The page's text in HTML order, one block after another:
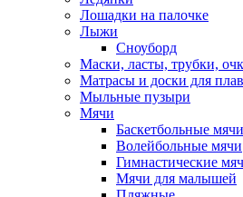
Лошадки на палочке
Лыжи
Сноуборд
Маски, ласты, трубки,
Матрасы и доски для
Мыльные пузыри
Мячи
Баскетбольные мячи
Волейбольные мячи
Гимнастические
Мячи для малышей